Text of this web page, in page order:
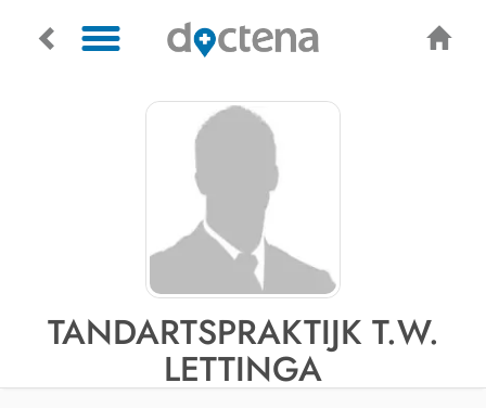
TANDARTSPRAKTIJK T.W.
LETTINGA